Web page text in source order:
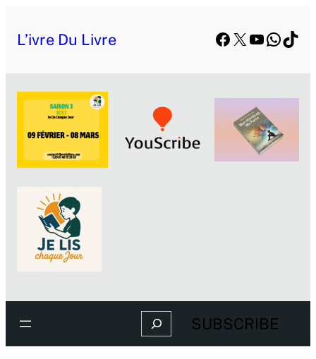
auL’ivre Du Livre Facebook
X YouTube
Search SUBSCRIBE